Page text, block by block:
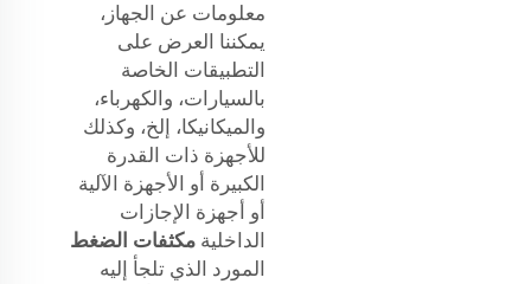
معلومات عن الجهاز،
يمكننا العرض على
التطبيقات الخاصة
بالسيارات، والكهرباء،
والميكانيكا، إلخ، وكذلك
للأجهزة ذات القدرة
الكبيرة أو الأجهزة الآلية
أو أجهزة الإجازات
الداخلية مكثفات الضغط
المورد الذي تلجأ إليه